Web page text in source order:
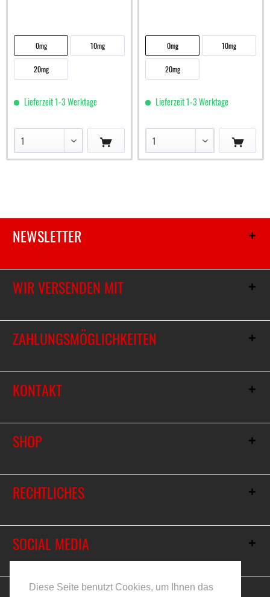
Diese Seite benutzt Cookies, um Ihnen das
0mg 10mg
20mg
Lieferzeit 1-3 Werktage
0mg 10mg
20mg
Lieferzeit 1-3 Werktage
NEWSLETTER
WIR VERSENDEN MIT
ZAHLUNGSMÖGLICHKEITEN
KONTAKT
SHOP
RECHTLICHES
SOCIAL MEDIA
Vertrag widerrufen